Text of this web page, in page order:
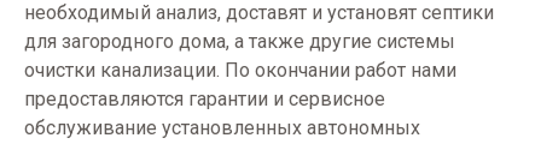
необходимый анализ, доставят и установят септики
для загородного дома, а также другие системы
очистки канализации. По окончании работ нами
предоставляются гарантии и сервисное
обслуживание установленных автономных